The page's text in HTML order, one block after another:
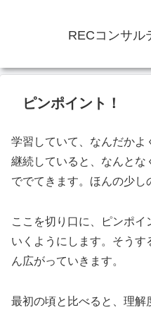
RECコンサル
ピンポイント！
学習していて、なんだかよ
継続していると、なんとな
ででてきます。ほんの少し
ここを切り口に、ピンポ
いくようにします。そう
ん広がっていきます。
最初の頃と比べると、理解